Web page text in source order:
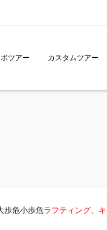
ツアー カスタムツアー
歩危小歩危ラフティング、 キ